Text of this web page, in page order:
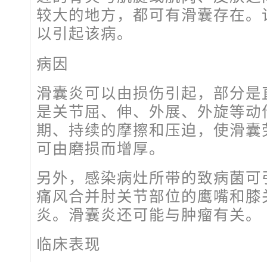
较大的地方，都可有滑囊存在
以引起该病。
病因
滑囊炎可以由损伤引起，部分
是关节屈、伸、外展、外旋等
期、持续的摩擦和压迫，使滑
可由磨损而增厚。
另外，感染病灶所带的致病菌
痛风合并肘关节部位的鹰嘴和
炎。滑囊炎还可能与肿瘤有关。
临床表现